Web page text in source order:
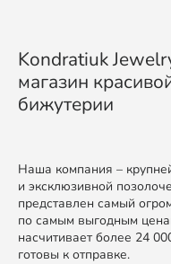
Kondratiuk
магазин
бижутерии
Наша компания –
и эксклюзивной
представлен самый
по самым выгодным
насчитивает более 24
готовы к отправке.